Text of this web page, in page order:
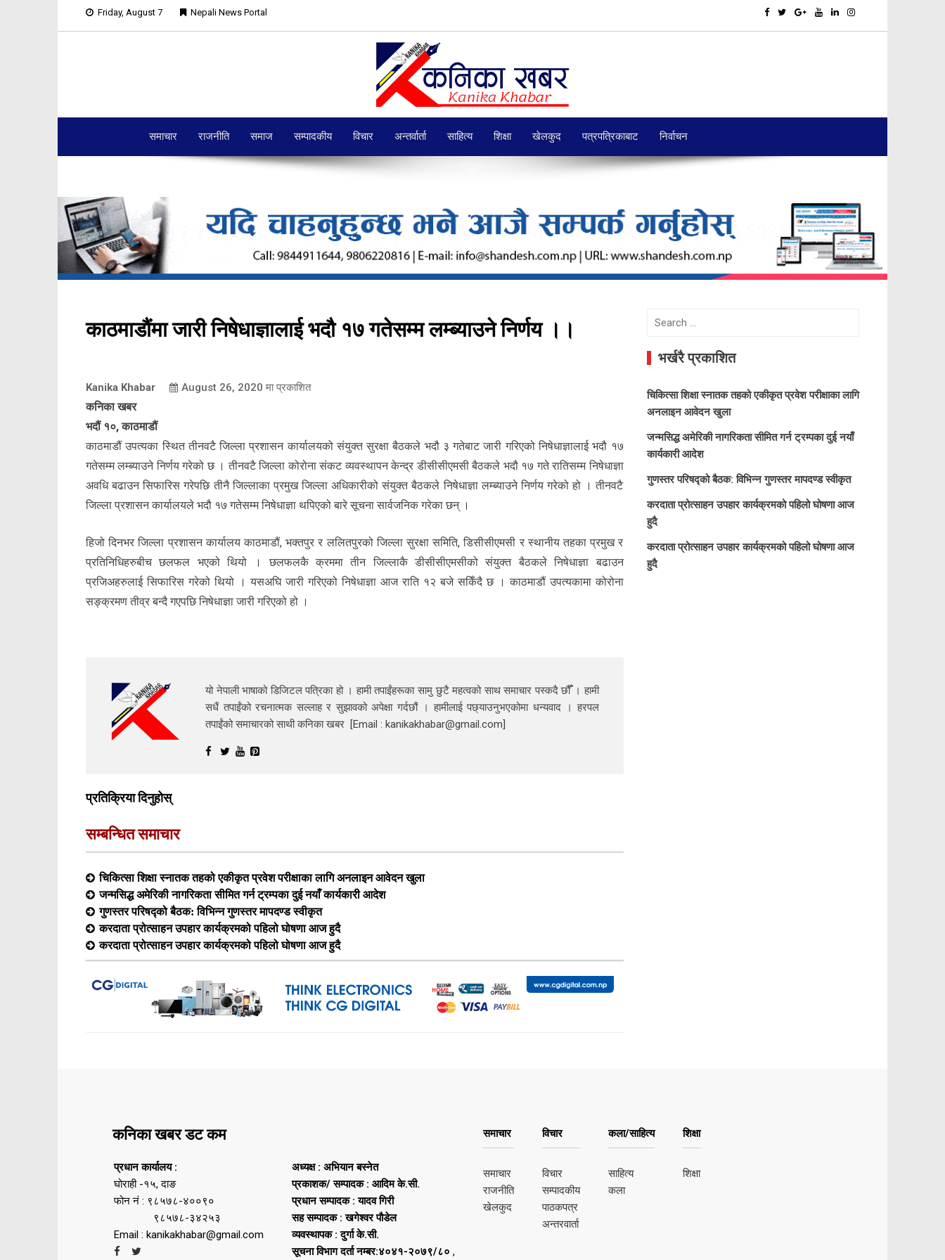
Friday, August 7 Nepali News Portal
समाचार राजनीति समाज सम्पादकीय विचार अन्तर्वार्ता साहित्य शिक्षा खेलकुद पत्रपत्रिकाबाट निर्वाचन
काठमाडौंमा जारी निषेधाज्ञालाई भदौ १७ गतेसम्म लम्ब्याउने निर्णय ।।
Kanika Khabar August 26, 2020 मा प्रकाशित
कनिका खबर
भदौं १०, काठमाडौं
काठमाडौं उपत्यका स्थित तीनवटै जिल्ला प्रशासन कार्यालयको संयुक्त सुरक्षा बैठकले भदौ ३ गतेबाट जारी गरिएको निषेधाज्ञालाई भदौ १७
गतेसम्म लम्ब्याउने निर्णय गरेको छ । तीनवटै जिल्ला कोरोना संकट व्यवस्थापन केन्द्र डीसीसीएमसी बैठकले भदौ १७ गते रातिसम्म निषेधाज्ञा
अवधि बढाउन सिफारिस गरेपछि तीनै जिल्लाका प्रमुख जिल्ला अधिकारीको संयुक्त बैठकले निषेधाज्ञा लम्ब्याउने निर्णय गरेको हो । तीनवटै
जिल्ला प्रशासन कार्यालयले भदौ १७ गतेसम्म निषेधाज्ञा थपिएको बारे सूचना सार्वजनिक गरेका छन् ।
हिजो दिनभर जिल्ला प्रशासन कार्यालय काठमाडौं, भक्तपुर र ललितपुरको जिल्ला सुरक्षा समिति, डिसीसीएमसी र स्थानीय तहका प्रमुख र
प्रतिनिधिहरुबीच छलफल भएको थियो । छलफलकै क्रममा तीन जिल्लाकै डीसीसीएमसीको संयुक्त बैठकले निषेधाज्ञा बढाउन
प्रजिअहरुलाई सिफारिस गरेको थियो । यसअघि जारी गरिएको निषेधाज्ञा आज राति १२ बजे सकिँदै छ । काठमाडौं उपत्यकामा कोरोना
सङ्क्रमण तीव्र बन्दै गएपछि निषेधाज्ञा जारी गरिएको हो ।
यो नेपाली भाषाको डिजिटल पत्रिका हो । हामी तपाईंहरूका सामु छुटै महत्वको साथ समाचार पस्कदै छौँँ । हामी
सधैं तपाईंको रचनात्मक सल्लाह र सुझावको अपेक्षा गर्दछौं । हामीलाई पछ्याउनुभएकोमा धन्यवाद । हरपल
तपाईंको समाचारको साथी कनिका खबर [Email : kanikakhabar@gmail.com]
प्रतिक्रिया दिनुहोस्
सम्बन्धित समाचार
चिकित्सा शिक्षा स्नातक तहको एकीकृत प्रवेश परीक्षाका लागि अनलाइन आवेदन खुला
जन्मसिद्ध अमेरिकी नागरिकता सीमित गर्न ट्रम्पका दुई नयाँ कार्यकारी आदेश
गुणस्तर परिषद्को बैठक: विभिन्न गुणस्तर मापदण्ड स्वीकृत
करदाता प्रोत्साहन उपहार कार्यक्रमको पहिलो घोषणा आज हुदै
करदाता प्रोत्साहन उपहार कार्यक्रमको पहिलो घोषणा आज हुदै
Search
भर्खरै प्रकाशित
चिकित्सा शिक्षा स्नातक तहको एकीकृत प्रवेश परीक्षाका लागि
अनलाइन आवेदन खुला
जन्मसिद्ध अमेरिकी नागरिकता सीमित गर्न ट्रम्पका दुई नयाँ
कार्यकारी आदेश
गुणस्तर परिषद्को बैठक: विभिन्न गुणस्तर मापदण्ड स्वीकृत
करदाता प्रोत्साहन उपहार कार्यक्रमको पहिलो घोषणा आज
हुदै
करदाता प्रोत्साहन उपहार कार्यक्रमको पहिलो घोषणा आज
हुदै
कनिका खबर डट कम
प्रधान कार्यालय :
घोराही -१५, दाङ
फोन नं : ९८५७८-४००९०
९८५७८-३४२५३
Email : kanikakhabar@gmail.com
अध्यक्ष : अभियान बस्नेत
प्रकाशक/ सम्पादक : आदिम के.सी.
प्रधान सम्पादक : यादव गिरी
सह सम्पादक : खगेश्वर पौडेल
व्यवस्थापक : दुर्गा के.सी.
सूचना विभाग दर्ता नम्बर:४०४१-२०७९/८० ,
समाचार
समाचार
राजनीति
खेलकुद
विचार
विचार
सम्पादकीय
पाठकपत्र
अन्तरवार्ता
कला/साहित्य
साहित्य
कला
शिक्षा
शिक्षा